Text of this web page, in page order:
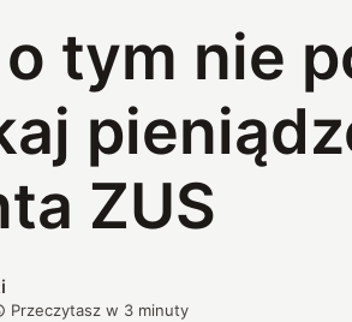
tym nie
ZUS
Przeczytasz w 3 minuty